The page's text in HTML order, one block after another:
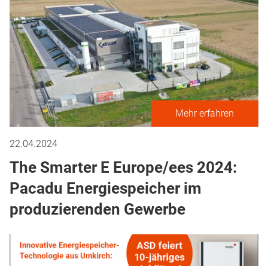
Mehr erfahren
22.04.2024
The Smarter E Europe/ees 2024:
Pacadu Energiespeicher im
produzierenden Gewerbe